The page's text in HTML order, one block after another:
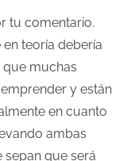
tu comentario.
teoría debería
que muchas
y están
en cuanto
ambas
que será